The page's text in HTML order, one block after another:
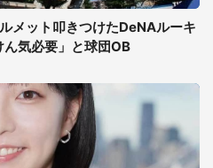
メット叩きつけたDeNAルーキ
気必要」と球団OB